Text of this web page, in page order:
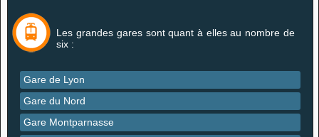
Les grandes gares sont quant à elles au nombre de
six :
Gare de Lyon
Gare du Nord
Gare Montparnasse